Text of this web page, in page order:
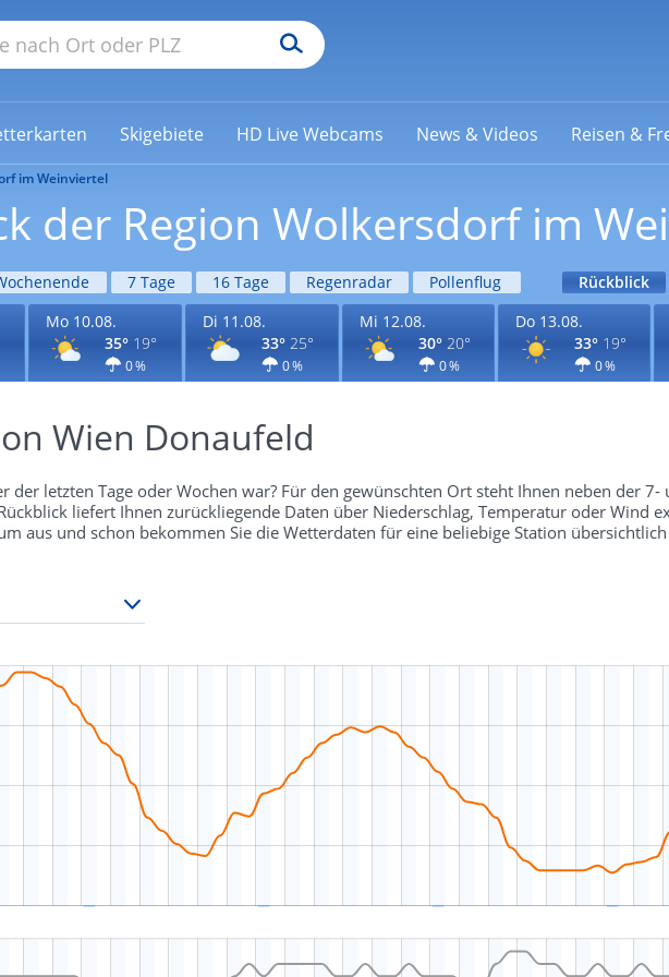
Skigebiete HD Live Webcams News & Videos Reisen &
im Weinviertel
der Region Wolkersdorf im
7 Tage 16 Tage Regenradar Pollenflug
Rückblick
Mo 10.08.
35° 19°
0 %
Di 11.08.
33° 25°
0 %
Mi 12.08.
30° 20°
0 %
Do 13.08.
33° 19°
0 %
Wien Donaufeld
der letzten Tage oder Wochen war? Für den gewünschten Ort steht Ihnen neben der 7-
liefert Ihnen zurückliegende Daten über Niederschlag, Temperatur oder Wind
aus und schon bekommen Sie die Wetterdaten für eine beliebige Station